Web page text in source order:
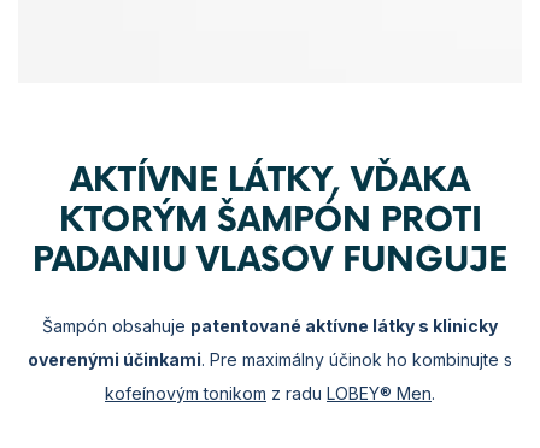
AKTÍVNE LÁTKY, VĎAKA
KTORÝM ŠAMPÓN PROTI
PADANIU VLASOV FUNGUJE
Šampón obsahuje patentované aktívne látky s klinicky
overenými účinkami. Pre maximálny účinok ho kombinujte s
kofeínovým tonikom z radu LOBEY® Men.